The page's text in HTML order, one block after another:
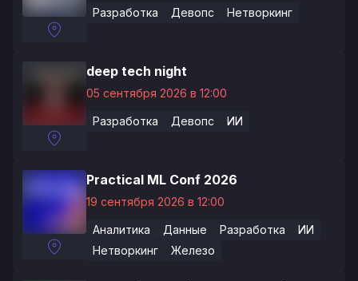
Разработка Девопс Нетворкинг
deep tech night
05 сентября 2026 в 12:00
Разработка Девопс ИИ
Practical ML Conf 2026
19 сентября 2026 в 12:00
Аналитика Данные Разработка
ИИ
Нетворкинг
Железо